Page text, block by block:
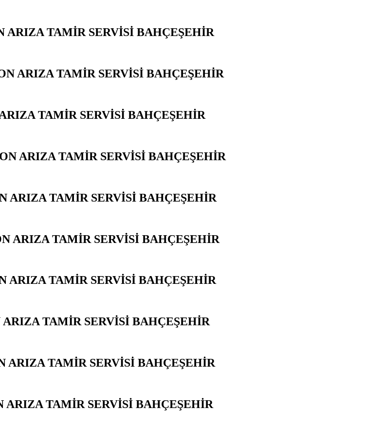
ARIZA TAMİR SERVİSİ BAHÇEŞEHİR
ARIZA TAMİR SERVİSİ BAHÇEŞEHİR
TAMİR SERVİSİ BAHÇEŞEHİR
ARIZA TAMİR SERVİSİ BAHÇEŞEHİR
ARIZA TAMİR SERVİSİ BAHÇEŞEHİR
ARIZA TAMİR SERVİSİ BAHÇEŞEHİR
ARIZA TAMİR SERVİSİ BAHÇEŞEHİR
TAMİR SERVİSİ BAHÇEŞEHİR
ARIZA TAMİR SERVİSİ BAHÇEŞEHİR
ARIZA TAMİR SERVİSİ BAHÇEŞEHİR